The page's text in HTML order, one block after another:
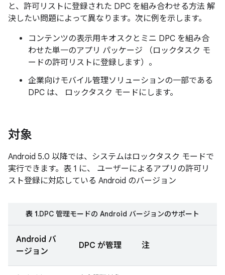
と、許可リストに登録された DPC を組み合わせる方法 解
決したい問題によって異なります。次に例を示します。
コンテンツの表示用キオスクとミニ DPC を組み合
わせた単一のアプリ パッケージ （ロックタスク モ
ードの許可リストに登録します）。
企業向けモバイル管理ソリューションの一部である
DPC は、 ロックタスク モードにします。
対象
Android 5.0 以降では、システムはロックタスク モードで
実行できます。表 1 に、 ユーザーによるアプリの許可リ
スト登録に対応している Android のバージョン
表 1.DPC 管理モードの Android バージョンのサポート
Android バ
ージョン
DPC が管理 注